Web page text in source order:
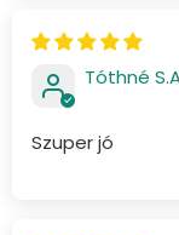
Tóthné
Szuper jó